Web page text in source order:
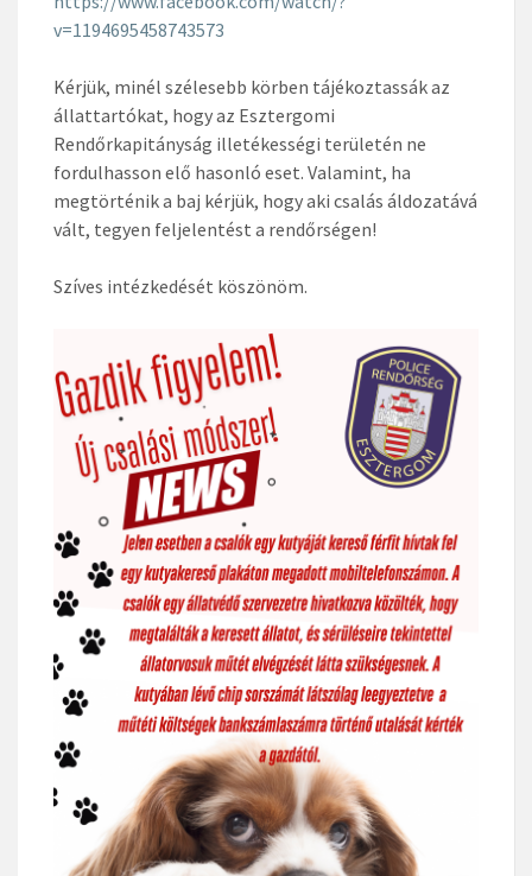
v=1194695458743573
Kérjük, minél szélesebb körben tájékoztassák az
állattartókat, hogy az Esztergomi
Rendőrkapitányság illetékességi területén ne
fordulhasson elő hasonló eset. Valamint, ha
megtörténik a baj kérjük, hogy aki csalás áldozatává
vált, tegyen feljelentést a rendőrségen!
Szíves intézkedését köszönöm.